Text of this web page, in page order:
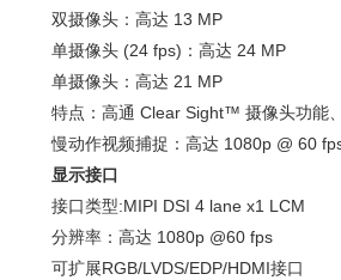
双摄像头：高达 13 MP
单摄像头 (24 fps)：高达 24 MP
单摄像头：高达 21 MP
特点：高通 Clear Sight™ 摄像头功能
慢动作视频捕捉：高达 1080p @ 60
显示接口
接口类型:MIPI DSI 4 lane x1 LCM
分辨率：高达 1080p @60 fps
可扩展RGB/LVDS/EDP/HDMI接口